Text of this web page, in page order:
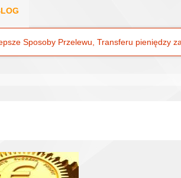
Sposoby Przelewu, Transferu pieniędzy